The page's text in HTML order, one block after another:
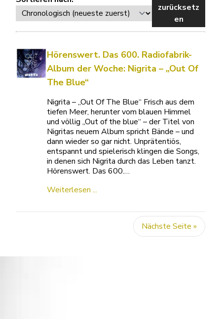
zurücksetz
en
Hörenswert. Das 600. Radiofabrik-
Album der Woche: Nigrita – „Out Of
The Blue“
Nigrita – „Out Of The Blue“ Frisch aus dem
tiefen Meer, herunter vom blauen Himmel
und völlig „Out of the blue“ – der Titel von
Nigritas neuem Album spricht Bände – und
dann wieder so gar nicht. Unprätentiös,
entspannt und spielerisch klingen die Songs,
in denen sich Nigrita durch das Leben tanzt.
Hörenswert. Das 600.…
Weiterlesen ...
Nächste Seite »